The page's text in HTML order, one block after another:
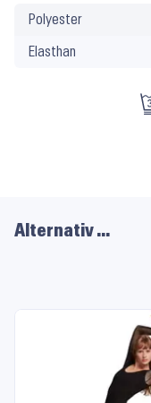
Pflege
Polyester
Elasthan
Alternativ …